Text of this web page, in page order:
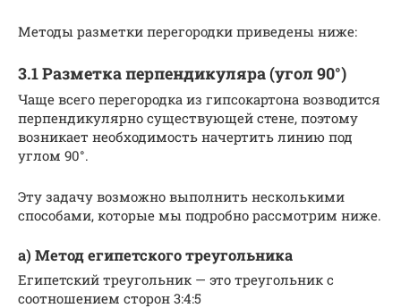
Методы разметки перегородки приведены ниже:
3.1 Разметка перпендикуляра (угол 90°)
Чаще всего перегородка из гипсокартона возводится
перпендикулярно существующей стене, поэтому
возникает необходимость начертить линию под
углом 90°.
Эту задачу возможно выполнить несколькими
способами, которые мы подробно рассмотрим ниже.
а) Метод египетского треугольника
Египетский треугольник — это треугольник с
соотношением сторон 3:4:5